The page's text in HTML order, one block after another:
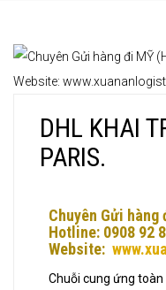
DHL KHAI
PARIS.
Chuyên Gửi hàng
Hotline: 0908 92
Website:
Chuỗi cung ứng toàn